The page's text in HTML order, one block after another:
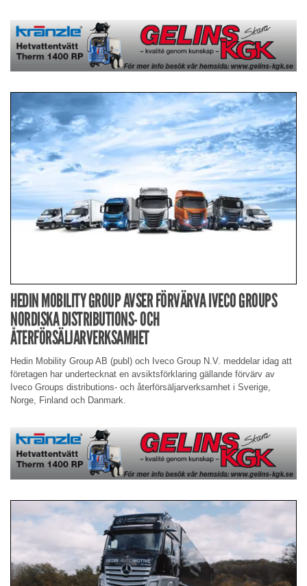
HEDIN MOBILITY GROUP AVSER FÖRVÄRVA IVECO GROUPS
NORDISKA DISTRIBUTIONS- OCH
ÅTERFÖRSÄLJARVERKSAMHET
Hedin Mobility Group AB (publ) och Iveco Group N.V. meddelar idag att
företagen har undertecknat en avsiktsförklaring gällande förvärv av
Iveco Groups distributions- och återförsäljarverksamhet i Sverige,
Norge, Finland och Danmark.